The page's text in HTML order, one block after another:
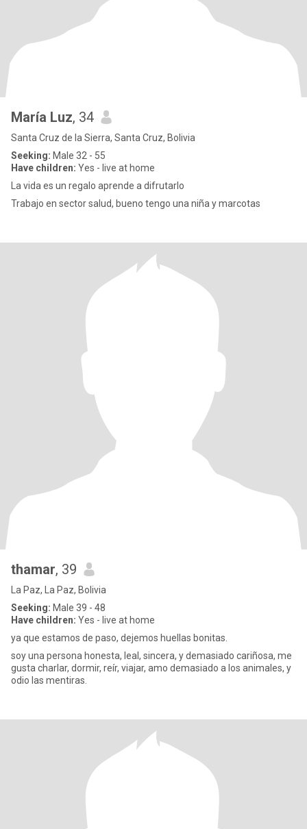
María Luz, 34
Santa Cruz de la Sierra, Santa Cruz, Bolivia
Seeking: Male 32 - 55
Have children: Yes - live at home
La vida es un regalo aprende a difrutarlo
Trabajo en sector salud, bueno tengo una niña y marcotas
thamar, 39
La Paz, La Paz, Bolivia
Seeking: Male 39 - 48
Have children: Yes - live at home
ya que estamos de paso, dejemos huellas bonitas.
soy una persona honesta, leal, sincera, y demasiado cariñosa, me
gusta charlar, dormir, reír, viajar, amo demasiado a los animales, y
odio las mentiras.